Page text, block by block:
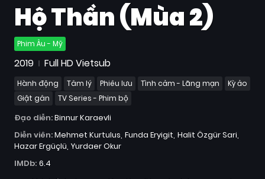
Hộ Thần (Mùa 2)
Phim Âu - Mỹ
2019 Full HD Vietsub
Hành động Tâm lý Phiêu lưu Tình cảm - Lãng mạn
Kỳ ảo
Giật gân
TV Series - Phim bộ
Đạo diễn:Binnur Karaevli
Diễn viên:Mehmet Kurtulus Funda Eryigit Halit Özgür Sari
Hazar Ergüçlü Yurdaer Okur
IMDb: 6.4